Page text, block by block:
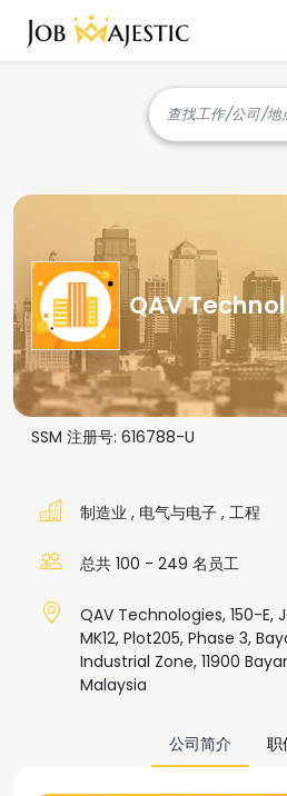
查找工作/公司/地
QAV
SSM 注册号: 616788-U
制造业 , 电气与电子 , 工程
总共 100 - 249 名员工
QAV Technologies, 150-E,
MK12, Plot205, Phase 3,
Industrial Zone, 11900
Malaysia
公司简介 职